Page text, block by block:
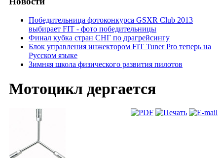
Победительница фотоконкурса GSXR Club 2013
выбирает FIT - фото победительницы
Финал кубка стран СНГ по драгрейсингу
Блок управления инжектором FIT Tuner Pro теперь на
Русском языке
Зимняя школа физического развития пилотов
Мотоцикл дергается